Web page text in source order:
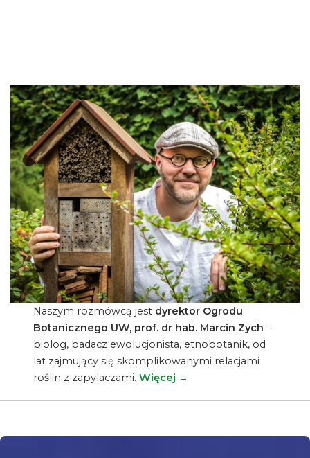
Naszym rozmówcą jest dyrektor Ogrodu
Botanicznego UW, prof. dr hab. Marcin Zych –
biolog, badacz ewolucjonista, etnobotanik, od
lat zajmujący się skomplikowanymi relacjami
roślin z zapylaczami.Więcej →